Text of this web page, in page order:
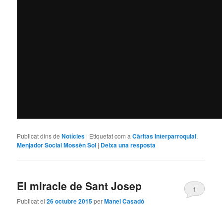
Publicat dins de Notícies | Etiquetat com a Càritas Interparroquial,
Menjador Social Mossèn Sol | Deixa una resposta
El miracle de Sant Josep
Publicat el26 octubre 2015perManel Casadó
1